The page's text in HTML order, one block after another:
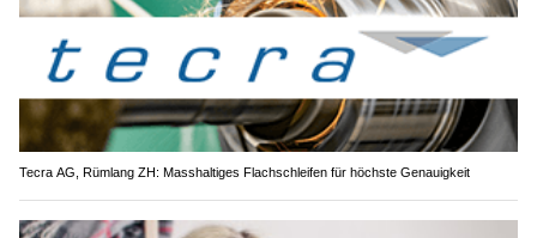
Tecra AG, Rümlang ZH: Masshaltiges Flachschleifen für höchste Genauigkeit